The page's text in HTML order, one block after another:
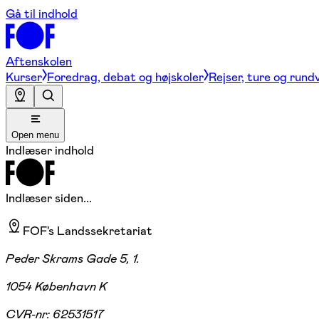
Gå til indhold
Aftenskolen
Kurser Foredrag, debat og højskoler Rejser, ture og
Open menu
Indlæser indhold
Indlæser siden...
FOF's Landssekretariat
Peder Skrams Gade 5, 1.
1054 København K
CVR-nr: 62531517